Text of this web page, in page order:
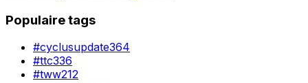
Populaire tags
#cyclusupdate364
#ttc336
#tww212